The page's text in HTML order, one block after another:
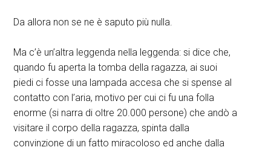
Da allora non se ne è saputo più nulla.
Ma c’è un’altra leggenda nella leggenda: si dice che,
quando fu aperta la tomba della ragazza, ai suoi
piedi ci fosse una lampada accesa che si spense al
contatto con l’aria, motivo per cui ci fu una folla
enorme (si narra di oltre 20.000 persone) che andò a
visitare il corpo della ragazza, spinta dalla
convinzione di un fatto miracoloso ed anche dalla